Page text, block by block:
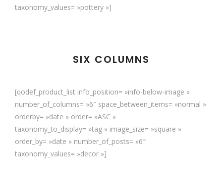
taxonomy_values= »pottery »]
SIX COLUMNS
[qodef_product_list info_position= »info-below-image »
number_of_columns= »6″ space_between_items= »normal »
orderby= »date » order= »ASC »
taxonomy_to_display= »tag » image_size= »square »
order_by= »date » number_of_posts= »6″
taxonomy_values= »decor »]